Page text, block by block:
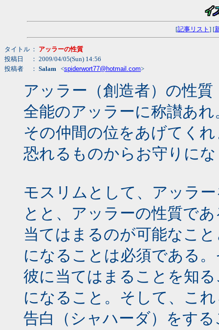
[記事リスト ] [
タイトル ： アッラーの性質
投稿日
： 2009/04/05(Sun) 14:56
投稿者
： Salam <spiderwort77@hotmail.com>
アッラー（創造者）の性質
全能のアッラーに称讃あ
その仲間の位をあげてく
恐れるものからお守りに
モスリムとして、アッラ
とと、アッラーの性質で
当てはまるのが可能なこ
になることは必須である
彼に当てはまることを知
になること。そして、こ
告白（シャハーダ）をす